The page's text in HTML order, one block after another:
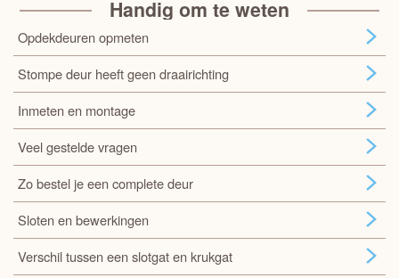
Handig om te weten
Opdekdeuren opmeten
Stompe deur heeft geen draairichting
Inmeten en montage
Veel gestelde vragen
Zo bestel je een complete deur
Sloten en bewerkingen
Verschil tussen een slotgat en krukgat